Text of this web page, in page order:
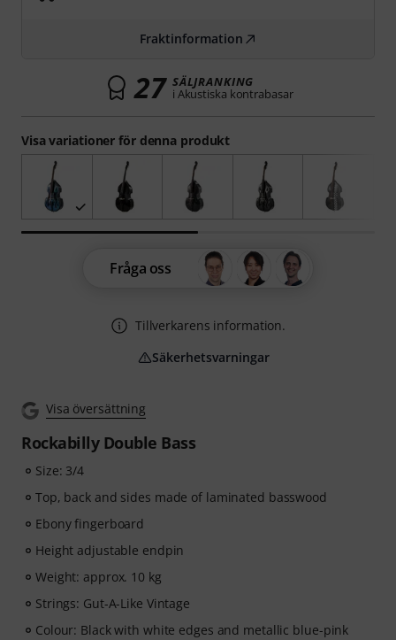
Visa översättning
Rockabilly Double Bass
Size: 3/4
Top, back and sides made of laminated basswood
Ebony fingerboard
Height adjustable endpin
Weight: approx. 10 kg
Strings: Gut-A-Like Vintage
Colour: Black with white edges and metallic blue-pink
Visa variationer för denna produkt
Fraktinformation
27 SÄLJRANKING
i Akustiska kontrabasar
Fråga oss
Tillverkarens information.
Säkerhetsvarningar